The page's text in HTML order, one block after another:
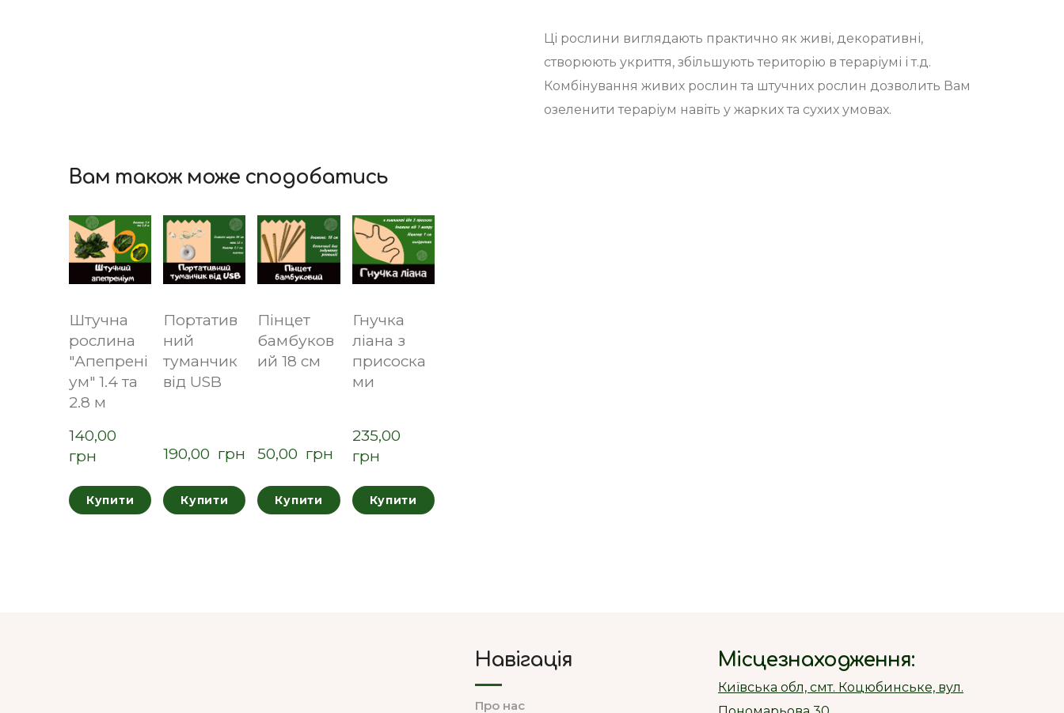
Ці рослини виглядають практично як живі, декоративні,
створюють укриття, збільшують територію в тераріумі і т.д.
Комбінування живих рослин та штучних рослин дозволить Вам
озеленити тераріум навіть у жарких та сухих умовах.
Вам також може сподобатись
Штучна
рослина
"Апепрені
ум" 1.4 та
2.8 м
140,00
грн
Купити
Портатив
ний
туманчик
від USB
190,00  грн
Купити
Пінцет
бамбуков
ий 18 см
50,00  грн
Купити
Гнучка
ліана з
присоска
ми
235,00
грн
Купити
Навігація
Про нас
Місцезнаходження:
Київська обл, смт. Коцюбинське, вул.